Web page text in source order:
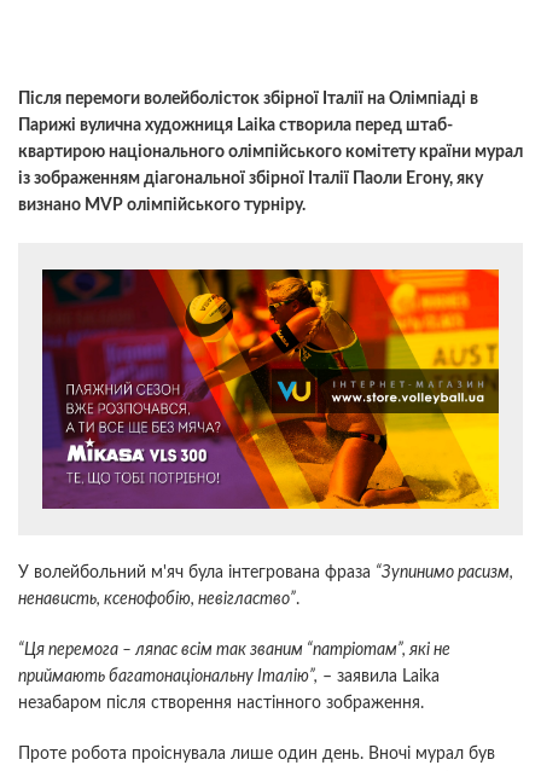
Після перемоги волейболісток збірної Італії на Олімпіаді в
Парижі вулична художниця Laika створила перед штаб-
квартирою національного олімпійського комітету країни мурал
із зображенням діагональної збірної Італії Паоли Егону, яку
визнано MVP олімпійського турніру.
У волейбольний м'яч була інтегрована фраза “Зупинимо расизм,
ненависть, ксенофобію, невігластво”.
“Ця перемога – ляпас всім так званим “патріотам”, які не
приймають багатонаціональну Італію”, – заявила Laika
незабаром після створення настінного зображення.
Проте робота проіснувала лише один день. Вночі мурал був